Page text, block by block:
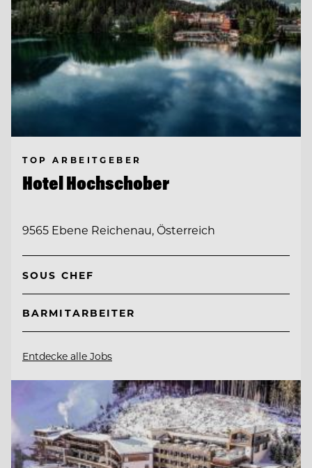
TOP ARBEITGEBER
Hotel Hochschober
9565 Ebene Reichenau, Österreich
SOUS CHEF
BARMITARBEITER
Entdecke alle Jobs